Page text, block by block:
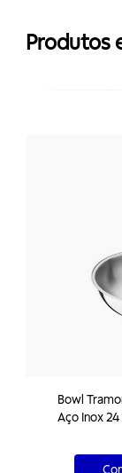
Produtos
Bowl
Aço Inox 24